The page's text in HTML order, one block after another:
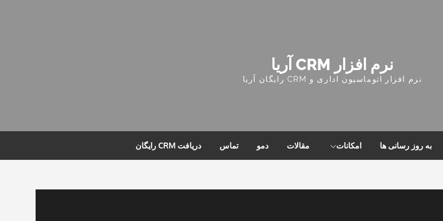
نرم افزار CRM آریا
نرم افزار اتوماسیون اداری و CRM رایگان آریا
به روز رسانی ها امکانات مقالات دمو تماس دریافت CRM رایگان